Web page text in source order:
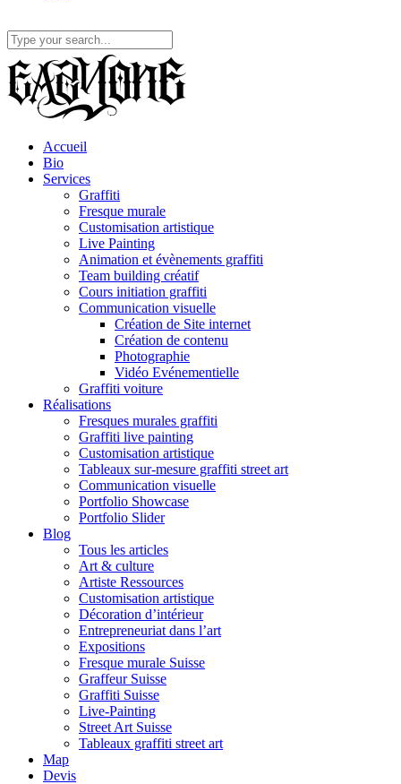
Accueil
Bio
Services
Graffiti
Fresque murale
Customisation artistique
Live Painting
Animation et évènements graffiti
Team building créatif
Cours initiation graffiti
Communication visuelle
Création de Site internet
Création de contenu
Photographie
Vidéo Evénementielle
Graffiti voiture
Réalisations
Fresques murales graffiti
Graffiti live painting
Customisation artistique
Tableaux sur-mesure graffiti street art
Communication visuelle
Portfolio Showcase
Portfolio Slider
Blog
Tous les articles
Art & culture
Artiste Ressources
Customisation artistique
Décoration d’intérieur
Entrepreneuriat dans l’art
Expositions
Fresque murale Suisse
Graffeur Suisse
Graffiti Suisse
Live-Painting
Street Art Suisse
Tableaux graffiti street art
Map
Devis